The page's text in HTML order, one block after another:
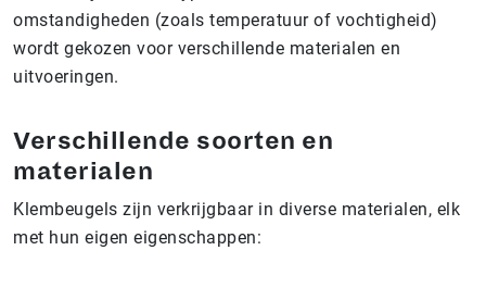
omstandigheden (zoals temperatuur of vochtigheid)
wordt gekozen voor verschillende materialen en
uitvoeringen.
Verschillende soorten en
materialen
Klembeugels zijn verkrijgbaar in diverse materialen, elk
met hun eigen eigenschappen: